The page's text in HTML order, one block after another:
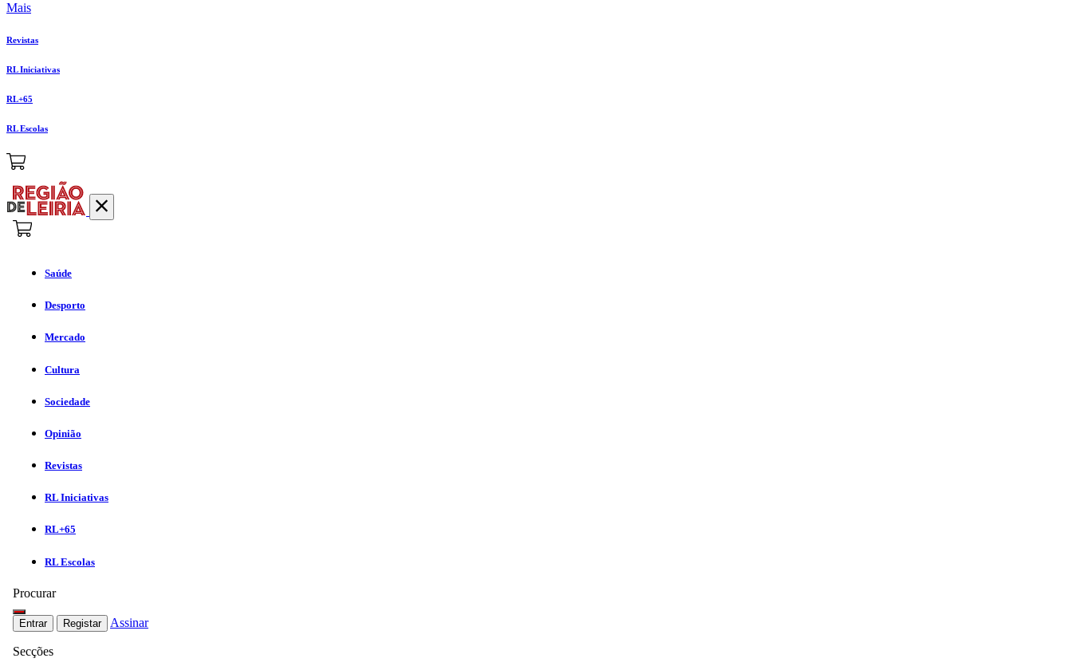
Mais
Revistas
RL Iniciativas
RL+65
RL Escolas
Saúde
Desporto
Mercado
Cultura
Sociedade
Opinião
Revistas
RL Iniciativas
RL+65
RL Escolas
Procurar
Entrar Registar Assinar
Secções